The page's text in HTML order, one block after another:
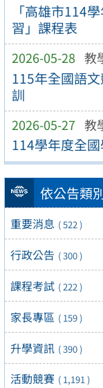
「高雄市114
習」課程表
2026-05-28 教
115年全國語
訓
2026-05-27 教
114學年度全
依公告類
重要消息 ( 522 )
行政公告 ( 300 )
課程考試 ( 222 )
家長專區 ( 159 )
升學資訊 ( 390 )
活動競賽 ( 1,191 )